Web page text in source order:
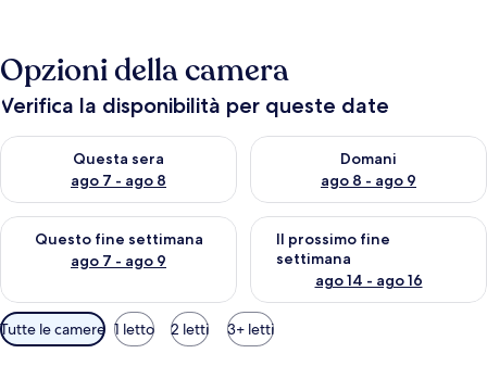
Opzioni della camera
Verifica la disponibilità per queste date
Questa sera
ago 7 - ago 8
Verifica la disponibilità per questa sera, ago 7 - ago 8
Domani
ago 8 - ago 9
Verifica la disponibilità per
Questo fine settimana
ago 7 - ago 9
Verifica la disponibilità per questo fine settimana, ago 7 - ago
Il prossimo fine
settimana
ago 14 - ago 16
Verifica la disponibilità per il
Filtri
disponibili
Tutte le camere 1 letto 2 letti 3+ letti